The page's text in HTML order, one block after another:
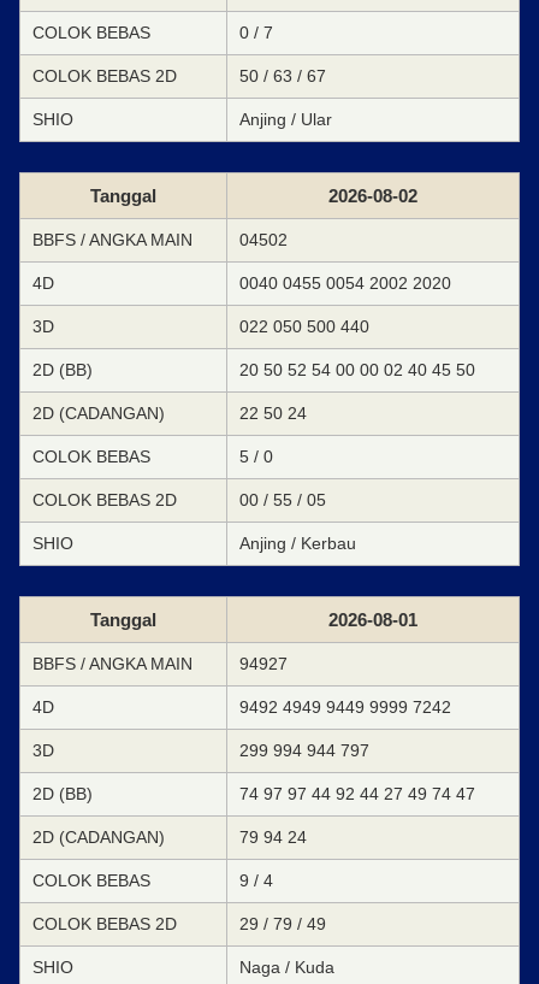
COLOK BEBAS 0 / 7
COLOK BEBAS 2D 50 / 63 / 67
SHIO Anjing / Ular
Tanggal 2026-08-02
BBFS / ANGKA MAIN 04502
4D 0040 0455 0054 2002 2020
3D 022 050 500 440
2D (BB) 20 50 52 54 00 00 02 40 45 50
2D (CADANGAN) 22 50 24
COLOK BEBAS 5 / 0
COLOK BEBAS 2D 00 / 55 / 05
SHIO Anjing / Kerbau
Tanggal 2026-08-01
BBFS / ANGKA MAIN 94927
4D 9492 4949 9449 9999 7242
3D 299 994 944 797
2D (BB) 74 97 97 44 92 44 27 49 74 47
2D (CADANGAN) 79 94 24
COLOK BEBAS 9 / 4
COLOK BEBAS 2D 29 / 79 / 49
SHIO Naga / Kuda